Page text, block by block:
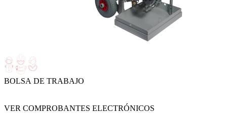
BOLSA DE TRABAJO
VER COMPROBANTES ELECTRÓNICOS